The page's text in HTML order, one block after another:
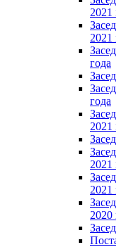
2021
2021
года
года
2021
2021
2021
2020